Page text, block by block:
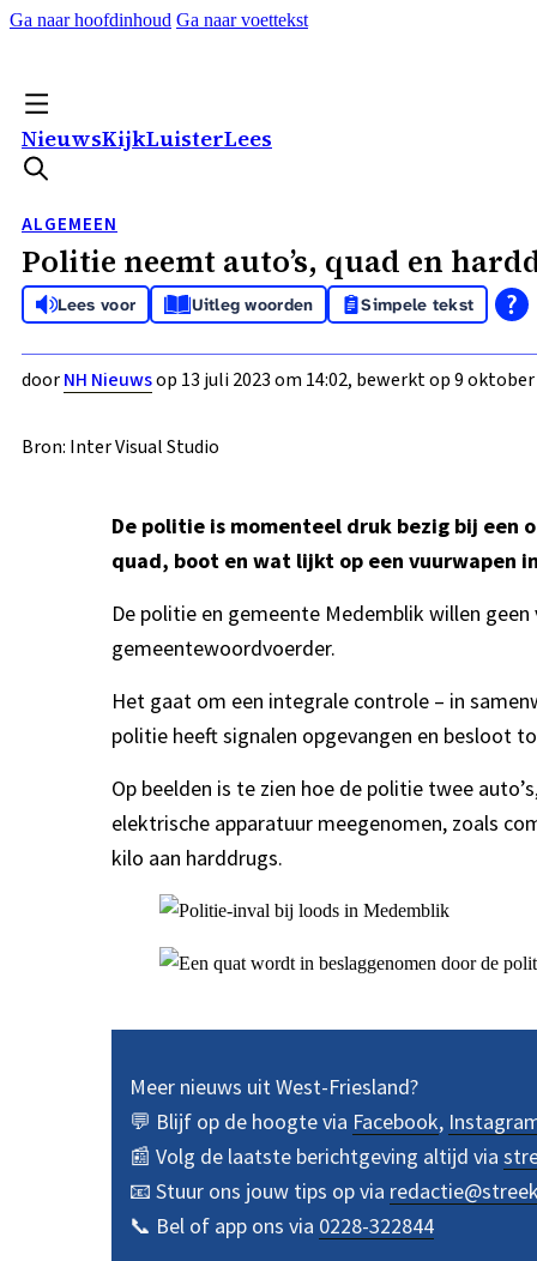
Ga naar hoofdinhoud Ga naar voettekst
NieuwsKijkLuisterLees
ALGEMEEN
Politie neemt auto’s, quad en
Lees voor Uitleg woorden Simpele tekst
doorNH Nieuwsop 13 juli 2023 om 14:02, bewerkt op 9 oktober
Bron: Inter Visual Studio
De politie is momenteel druk bezig bij een
quad, boot en wat lijkt op een vuurwapen
De politie en gemeente Medemblik willen
gemeentewoordvoerder.
Het gaat om een integrale controle – in
politie heeft signalen opgevangen en besloot
Op beelden is te zien hoe de politie twee
elektrische apparatuur meegenomen, zoals
kilo aan harddrugs.
Meer nieuws uit West-Friesland?
💬 Blijf op de hoogte via Facebook,
📰 Volg de laatste berichtgeving altijd via
📧 Stuur ons jouw tips op via
📞 Bel of app ons via 0228-322844